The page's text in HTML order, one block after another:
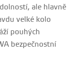
ale hlavně
velké kolo
pouhých
bezpečnostní